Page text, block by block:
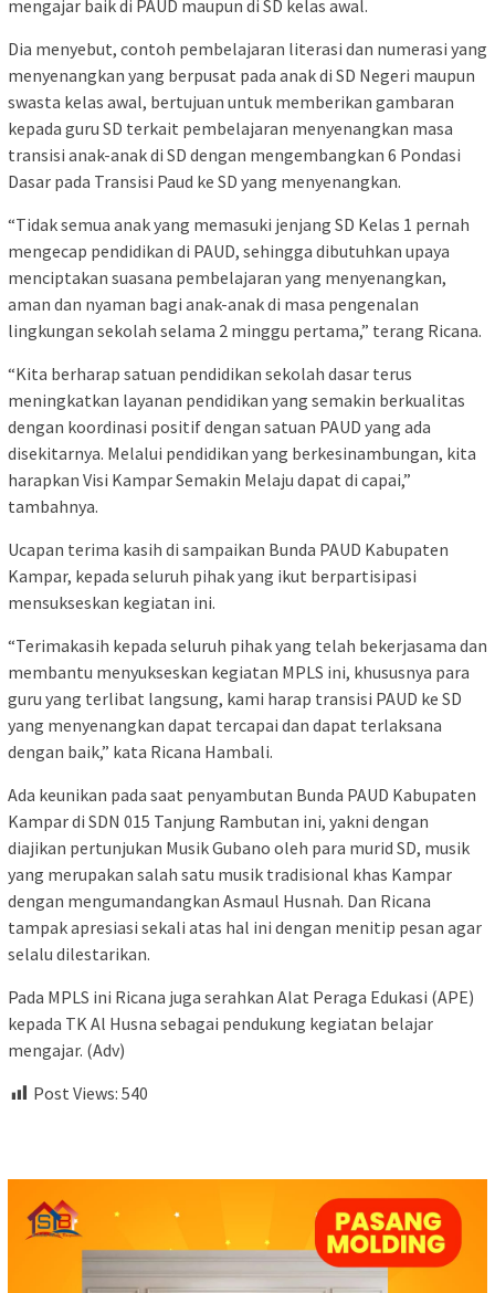
mengajar baik di PAUD maupun di SD kelas awal.
Dia menyebut, contoh pembelajaran literasi dan numerasi yang
menyenangkan yang berpusat pada anak di SD Negeri maupun
swasta kelas awal, bertujuan untuk memberikan gambaran
kepada guru SD terkait pembelajaran menyenangkan masa
transisi anak-anak di SD dengan mengembangkan 6 Pondasi
Dasar pada Transisi Paud ke SD yang menyenangkan.
“Tidak semua anak yang memasuki jenjang SD Kelas 1 pernah
mengecap pendidikan di PAUD, sehingga dibutuhkan upaya
menciptakan suasana pembelajaran yang menyenangkan,
aman dan nyaman bagi anak-anak di masa pengenalan
lingkungan sekolah selama 2 minggu pertama,” terang Ricana.
“Kita berharap satuan pendidikan sekolah dasar terus
meningkatkan layanan pendidikan yang semakin berkualitas
dengan koordinasi positif dengan satuan PAUD yang ada
disekitarnya. Melalui pendidikan yang berkesinambungan, kita
harapkan Visi Kampar Semakin Melaju dapat di capai,”
tambahnya.
Ucapan terima kasih di sampaikan Bunda PAUD Kabupaten
Kampar, kepada seluruh pihak yang ikut berpartisipasi
mensukseskan kegiatan ini.
“Terimakasih kepada seluruh pihak yang telah bekerjasama dan
membantu menyukseskan kegiatan MPLS ini, khususnya para
guru yang terlibat langsung, kami harap transisi PAUD ke SD
yang menyenangkan dapat tercapai dan dapat terlaksana
dengan baik,” kata Ricana Hambali.
Ada keunikan pada saat penyambutan Bunda PAUD Kabupaten
Kampar di SDN 015 Tanjung Rambutan ini, yakni dengan
diajikan pertunjukan Musik Gubano oleh para murid SD, musik
yang merupakan salah satu musik tradisional khas Kampar
dengan mengumandangkan Asmaul Husnah. Dan Ricana
tampak apresiasi sekali atas hal ini dengan menitip pesan agar
selalu dilestarikan.
Pada MPLS ini Ricana juga serahkan Alat Peraga Edukasi (APE)
kepada TK Al Husna sebagai pendukung kegiatan belajar
mengajar. (Adv)
Post Views: 540